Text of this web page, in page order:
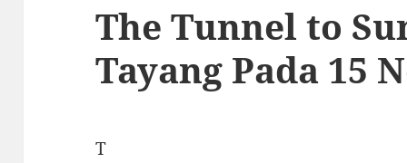
The Tunnel to
Tayang Pada 15
T